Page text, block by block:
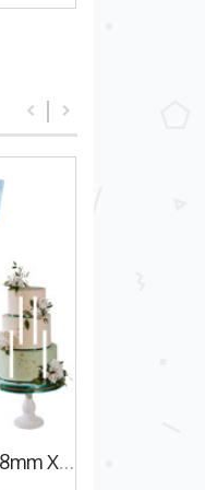
SKRIVENI STUBOVI Ø8mm X 30cm - 8 Kom